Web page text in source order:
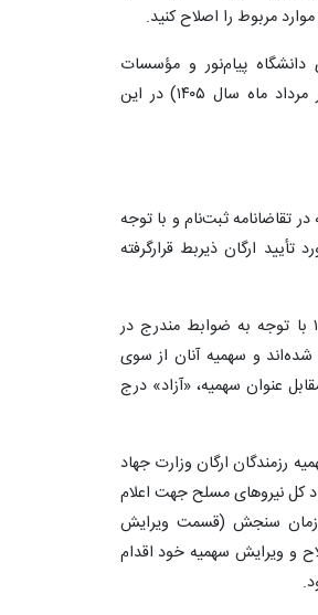
مربوط را اصلاح کنید.
دانشگاه پیام‌نور و مؤسسات
غیرانتفاعی هستند، لازم است در زمان تکمیل فرم انتخاب رشته (در اواخر مرداد ماه سال ۱۴۰۵) در این
تقاضانامه ثبت‌نام و با توجه
ارگان ذیربط قرارگرفته
۲) آن‌دسته از متقاضیانی که در آزمون کارشناسی ارشد ناپیوسته سال ۱۴۰۵ با توجه به ضوابط مندرج در
شده‌اند و سهمیه آنان از سوی
عنوان سهمیه، «آزاد» درج
رزمندگان ارگان وزارت جهاد
کل نیروهای مسلح جهت اعلام
۱۴۰۵ منحصراً به تارنمای سازمان سنجش (قسمت ویرایش
و ویرایش سهمیه خود اقدام